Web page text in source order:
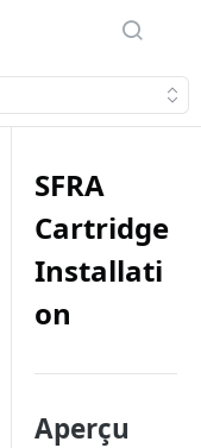
SFRA
Cartridge
Installati
on
Aperçu